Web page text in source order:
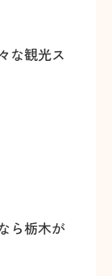
な観光ス
ら栃木が